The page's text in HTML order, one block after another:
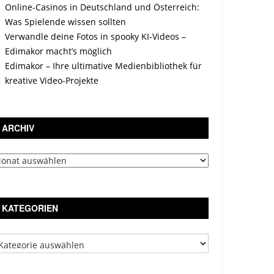
Online-Casinos in Deutschland und Österreich:
Was Spielende wissen sollten
Verwandle deine Fotos in spooky KI-Videos –
Edimakor macht’s möglich
Edimakor – Ihre ultimative Medienbibliothek für
kreative Video-Projekte
ARCHIV
KATEGORIEN